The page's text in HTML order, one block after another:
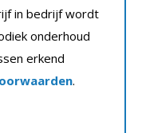
in bedrijf wordt
onderhoud
erkend
.